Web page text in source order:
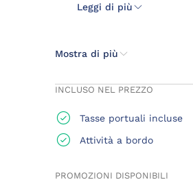
Leggi di più
Mostra di più
INCLUSO NEL PREZZO
Tasse portuali incluse
Attività a bordo
PROMOZIONI DISPONIBILI